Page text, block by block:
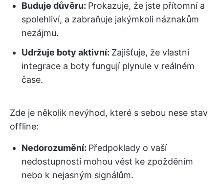
Buduje důvěru: Prokazuje, že jste přítomní a
spolehliví, a zabraňuje jakýmkoli náznakům
nezájmu.
Udržuje boty aktivní: Zajišťuje, že vlastní
integrace a boty fungují plynule v reálném
čase.
Zde je několik nevýhod, které s sebou nese stav
offline:
Nedorozumění: Předpoklady o vaší
nedostupnosti mohou vést ke zpožděním
nebo k nejasným signálům.